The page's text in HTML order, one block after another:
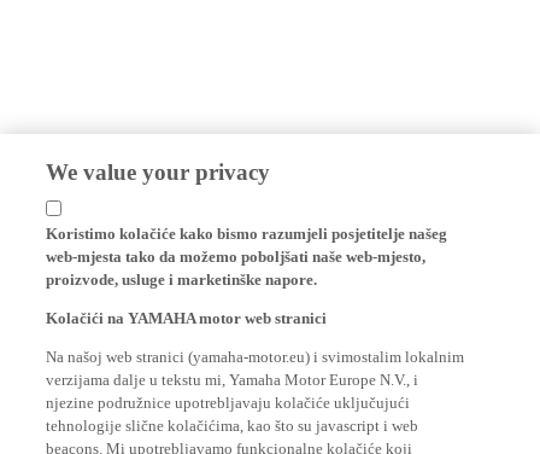
We value your privacy
Koristimo kolačiće kako bismo razumjeli posjetitelje našeg
web-mjesta tako da možemo poboljšati naše web-mjesto,
proizvode, usluge i marketinške napore.
Kolačići na YAMAHA motor web stranici
Na našoj web stranici (yamaha-motor.eu) i svimostalim lokalnim
verzijama dalje u tekstu mi, Yamaha Motor Europe N.V., i
njezine podružnice upotrebljavaju kolačiće uključujući
tehnologije slične kolačićima, kao što su javascript i web
beacons. Mi upotrebljavamo funkcionalne kolačiće koji